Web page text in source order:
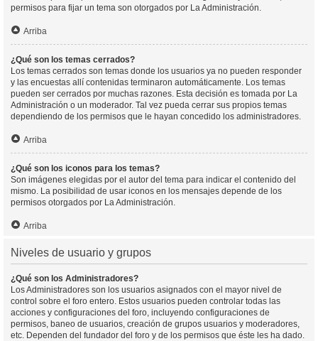
permisos para fijar un tema son otorgados por La Administración.
Arriba
¿Qué son los temas cerrados?
Los temas cerrados son temas donde los usuarios ya no pueden responder
y las encuestas allí contenidas terminaron automáticamente. Los temas
pueden ser cerrados por muchas razones. Esta decisión es tomada por La
Administración o un moderador. Tal vez pueda cerrar sus propios temas
dependiendo de los permisos que le hayan concedido los administradores.
Arriba
¿Qué son los iconos para los temas?
Son imágenes elegidas por el autor del tema para indicar el contenido del
mismo. La posibilidad de usar iconos en los mensajes depende de los
permisos otorgados por La Administración.
Arriba
Niveles de usuario y grupos
¿Qué son los Administradores?
Los Administradores son los usuarios asignados con el mayor nivel de
control sobre el foro entero. Estos usuarios pueden controlar todas las
acciones y configuraciones del foro, incluyendo configuraciones de
permisos, baneo de usuarios, creación de grupos usuarios y moderadores,
etc. Dependen del fundador del foro y de los permisos que éste les ha dado.